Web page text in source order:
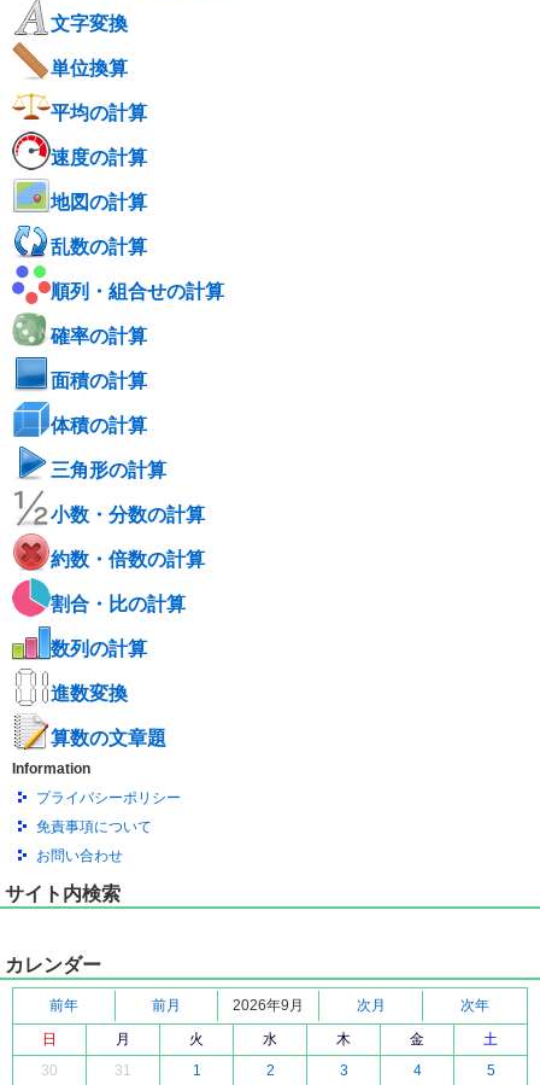
文字変換
単位換算
平均の計算
速度の計算
地図の計算
乱数の計算
順列・組合せの計算
確率の計算
面積の計算
体積の計算
三角形の計算
小数・分数の計算
約数・倍数の計算
割合・比の計算
数列の計算
進数変換
算数の文章題
Information
プライバシーポリシー
免責事項について
お問い合わせ
サイト内検索
カレンダー
前年 前月 2026年9月 次月
次年
日
月 火 水 木 金
土
30
31 1 2 3 4 5